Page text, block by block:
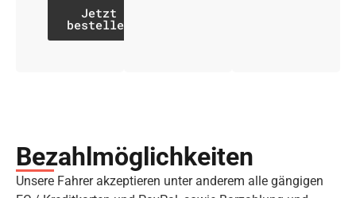
Jetzt
bestellen
Bezahl­möglich­keiten
Unsere Fahrer akzeptieren unter anderem alle gängigen